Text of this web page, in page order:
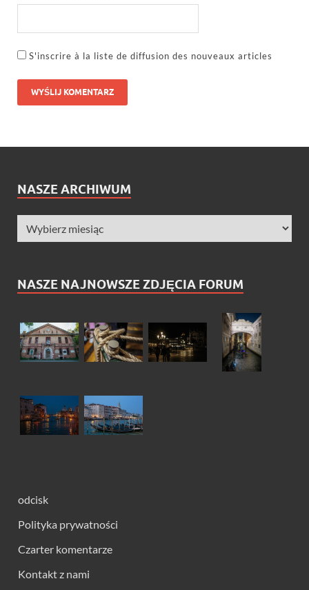
S'inscrire à la liste de diffusion des nouveaux articles
NASZE ARCHIWUM
NASZE NAJNOWSZE ZDJĘCIA FORUM
odcisk
Polityka prywatności
Czarter komentarze
Kontakt z nami